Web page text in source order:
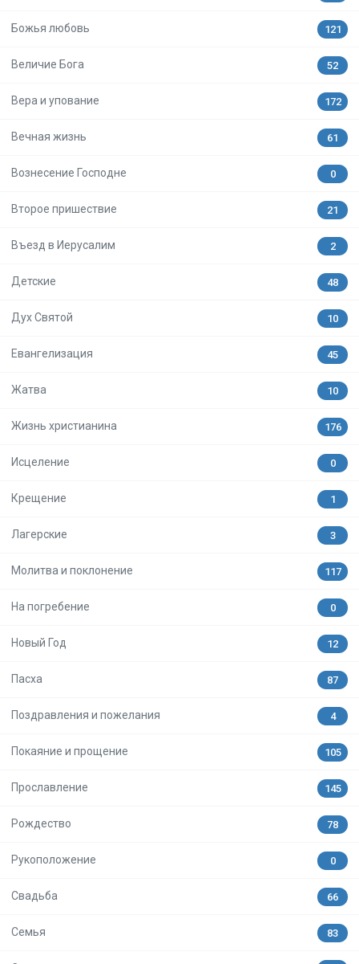
Божья любовь 121
Величие Бога 52
Вера и упование 172
Вечная жизнь 61
Вознесение Господне 0
Второе пришествие 21
Въезд в Иерусалим 2
Детские 48
Дух Святой 10
Евангелизация 45
Жатва 10
Жизнь христианина 176
Исцеление 0
Крещение 1
Лагерские 3
Молитва и поклонение 117
На погребение 0
Новый Год 12
Пасха 87
Поздравления и пожелания 4
Покаяние и прощение 105
Прославление 145
Рождество 78
Рукоположение 0
Свадьба 66
Семья 83